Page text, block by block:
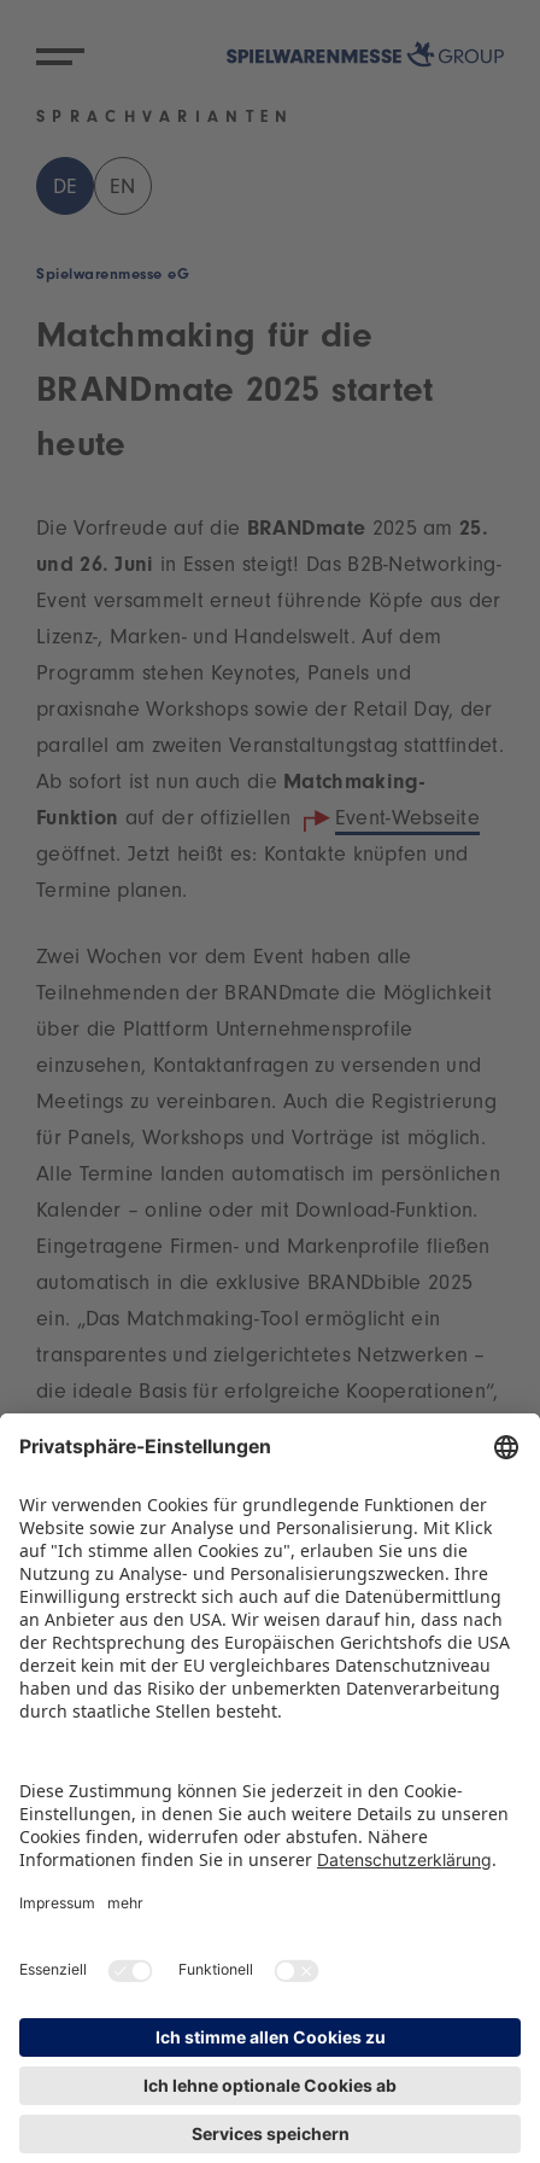
SPRACHVARIANTEN
DE EN
Spielwarenmesse eG
Matchmaking für die
BRANDmate 2025 startet
heute
Die Vorfreude auf die BRANDmate 2025 am 25.
und 26. Juni in Essen steigt! Das B2B-Networking-
Event versammelt erneut führende Köpfe aus der
Lizenz-, Marken- und Handelswelt. Auf dem
Programm stehen Keynotes, Panels und
praxisnahe Workshops sowie der Retail Day, der
parallel am zweiten Veranstaltungstag stattfindet.
Ab sofort ist nun auch die Matchmaking-
Funktion auf der offiziellen
Event-Webseite
geöffnet. Jetzt heißt es: Kontakte knüpfen und
Termine planen.
Zwei Wochen vor dem Event haben alle
Teilnehmenden der BRANDmate die Möglichkeit
über die Plattform Unternehmensprofile
einzusehen, Kontaktanfragen zu versenden und
Meetings zu vereinbaren. Auch die Registrierung
für Panels, Workshops und Vorträge ist möglich.
Alle Termine landen automatisch im persönlichen
Kalender – online oder mit Download-Funktion.
Eingetragene Firmen- und Markenprofile fließen
automatisch in die exklusive BRANDbible 2025
ein. „Das Matchmaking-Tool ermöglicht ein
transparentes und zielgerichtetes Netzwerken –
die ideale Basis für erfolgreiche Kooperationen“,
Alle Medienschaffenden bitten wir, sichim
Vorfeld der BRANDmate
hierzu
akkreditieren.
PRESSEMITTEILUNG ALS PDF HERUNTERLADEN
© Spielwarenmesse eG, Herderstraße 7, 90427 Nürnberg
HINWEISGEBERSCHUTZ IMPRESSUM
DATENSCHUTZ
KONTAKT